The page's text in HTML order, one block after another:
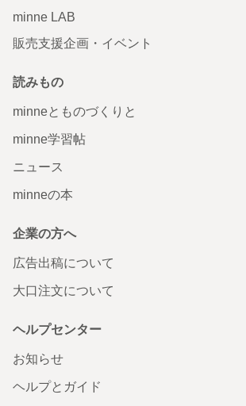
minne LAB
販売支援企画・イベント
読みもの
minneとものづくりと
minne学習帖
ニュース
minneの本
企業の方へ
広告出稿について
大口注文について
ヘルプセンター
お知らせ
ヘルプとガイド